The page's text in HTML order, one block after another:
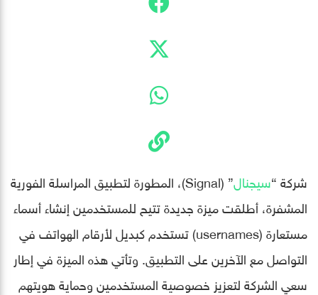
شركة “سيجنال
” (Signal)، المطورة لتطبيق المراسلة الفورية
المشفرة، أطلقت ميزة جديدة تتيح للمستخدمين إنشاء أسماء
مستعارة (usernames) تستخدم كبديل لأرقام الهواتف في
التواصل مع الآخرين على التطبيق. وتأتي هذه الميزة في إطار
سعي الشركة لتعزيز خصوصية المستخدمين وحماية هويتهم